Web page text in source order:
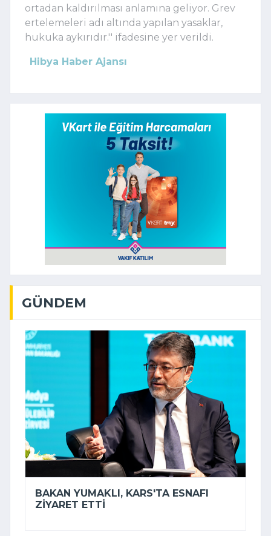
ortadan kaldırılması anlamına geliyor. Grev
ertelemeleri adı altında yapılan yasaklar,
hukuka aykırıdır.'' ifadesine yer verildi.
Hibya Haber Ajansı
GÜNDEM
BAKAN YUMAKLI, KARS'TA ESNAFI
ZIYARET ETTI